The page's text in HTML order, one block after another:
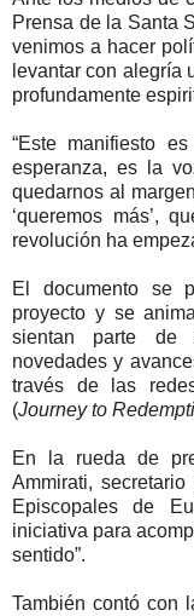
Prensa de la Santa
venimos a hacer
levantar con alegría
profundamente
“Este manifiesto
esperanza, es la
quedarnos al
‘queremos más’,
revolución ha
El documento se
proyecto y se
sientan parte de
novedades y
través de las
(Journey to
En la rueda de
Ammirati,
Episcopales de
iniciativa para
sentido”.
También contó con